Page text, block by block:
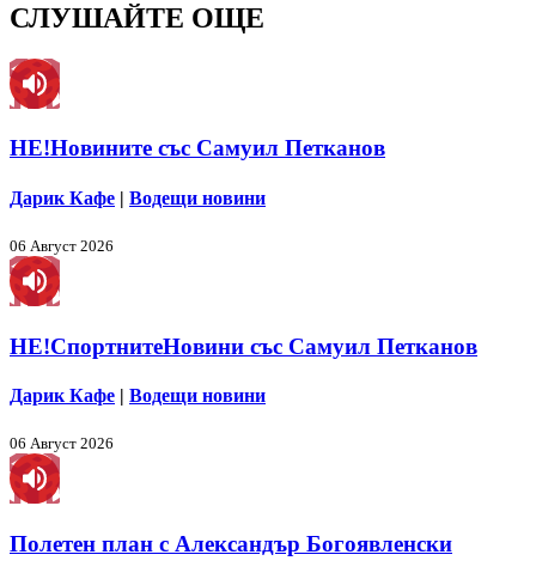
СЛУШАЙТЕ ОЩЕ
НЕ!Новините със Самуил Петканов
Дарик Кафе | Водещи новини
06 Август 2026
НЕ!СпортнитеНовини със Самуил Петканов
Дарик Кафе | Водещи новини
06 Август 2026
Полетен план с Александър Богоявленски